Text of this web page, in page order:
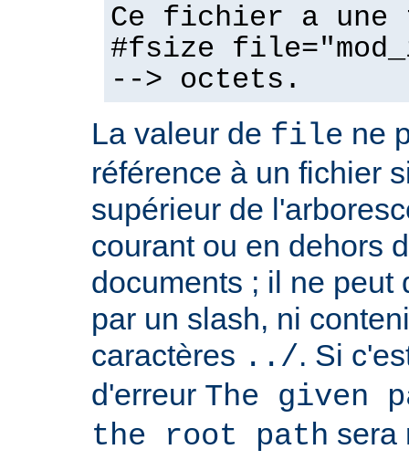
Ce fichier a
#fsize
--> octets.
La valeur de file ne
référence à un fichier
supérieur de
courant ou en dehors
documents ; il ne peut
par un slash, ni
caractères ../. Si
d'erreur The given
the root path sera